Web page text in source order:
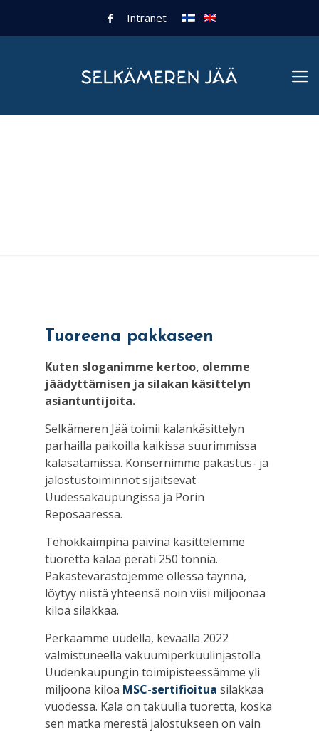
Intranet
Tuoreena pakkaseen
Kuten sloganimme kertoo, olemme
jäädyttämisen ja silakan käsittelyn
asiantuntijoita.
Selkämeren Jää toimii kalankäsittelyn
parhailla paikoilla kaikissa suurimmissa
kalasatamissa. Konsernimme pakastus- ja
jalostustoiminnot sijaitsevat
Uudessakaupungissa ja Porin
Reposaaressa.
Tehokkaimpina päivinä käsittelemme
tuoretta kalaa peräti 250 tonnia.
Pakastevarastojemme ollessa täynnä,
löytyy niistä yhteensä noin viisi miljoonaa
kiloa silakkaa.
Perkaamme uudella, keväällä 2022
valmistuneella vakuumiperkuulinjastolla
Uudenkaupungin toimipisteessämme yli
miljoona kiloa MSC-sertifioitua silakkaa
vuodessa. Kala on takuulla tuoretta, koska
sen matka merestä jalostukseen on vain